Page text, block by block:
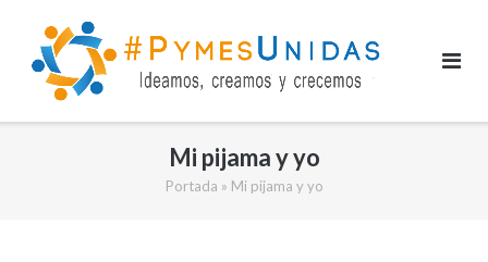
contenido
Mi pijama y yo
Portada » Mi pijama y yo